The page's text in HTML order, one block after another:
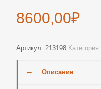
8600,00₽
Артикул: 213198 Категория:
Описание